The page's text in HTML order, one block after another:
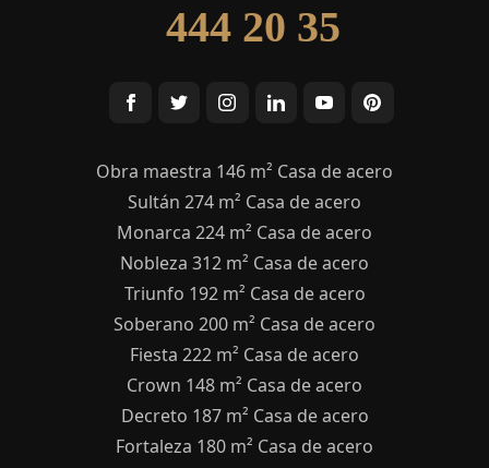
444 20 35
Obra maestra 146 m² Casa de acero
Sultán 274 m² Casa de acero
Monarca 224 m² Casa de acero
Nobleza 312 m² Casa de acero
Triunfo 192 m² Casa de acero
Soberano 200 m² Casa de acero
Fiesta 222 m² Casa de acero
Crown 148 m² Casa de acero
Decreto 187 m² Casa de acero
Fortaleza 180 m² Casa de acero